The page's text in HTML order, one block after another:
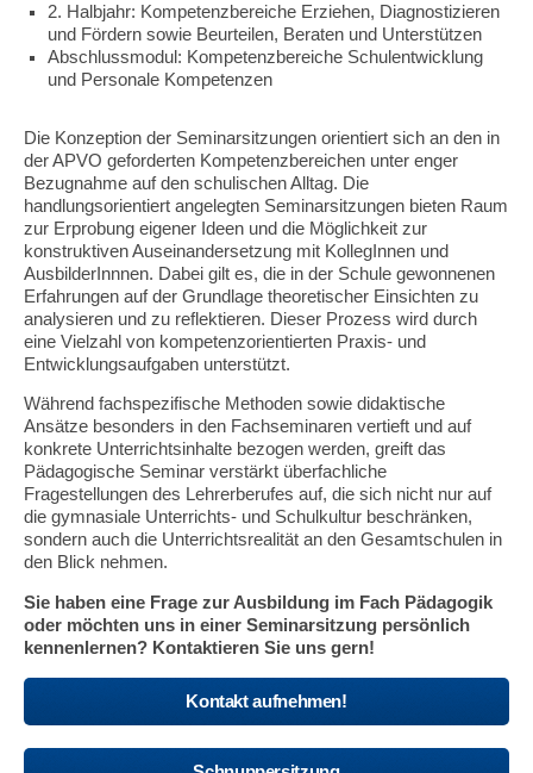
2. Halbjahr: Kompetenzbereiche Erziehen, Diagnostizieren
und Fördern sowie Beurteilen, Beraten und Unterstützen
Abschlussmodul: Kompetenzbereiche Schulentwicklung
und Personale Kompetenzen
Die Konzeption der Seminarsitzungen orientiert sich an den in
der APVO geforderten Kompetenzbereichen unter enger
Bezugnahme auf den schulischen Alltag. Die
handlungsorientiert angelegten Seminarsitzungen bieten Raum
zur Erprobung eigener Ideen und die Möglichkeit zur
konstruktiven Auseinandersetzung mit KollegInnen und
AusbilderInnnen. Dabei gilt es, die in der Schule gewonnenen
Erfahrungen auf der Grundlage theoretischer Einsichten zu
analysieren und zu reflektieren. Dieser Prozess wird durch
eine Vielzahl von kompetenzorientierten Praxis- und
Entwicklungsaufgaben unterstützt.
Während fachspezifische Methoden sowie didaktische
Ansätze besonders in den Fachseminaren vertieft und auf
konkrete Unterrichtsinhalte bezogen werden, greift das
Pädagogische Seminar verstärkt überfachliche
Fragestellungen des Lehrerberufes auf, die sich nicht nur auf
die gymnasiale Unterrichts- und Schulkultur beschränken,
sondern auch die Unterrichtsrealität an den Gesamtschulen in
den Blick nehmen.
Sie haben eine Frage zur Ausbildung im Fach Pädagogik
oder möchten uns in einer Seminarsitzung persönlich
kennenlernen? Kontaktieren Sie uns gern!
Kontakt aufnehmen!